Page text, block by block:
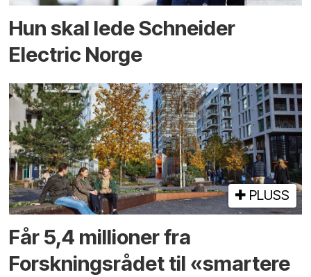
Hun skal lede Schneider
Electric Norge
PLUSS
Får 5,4 millioner fra
Forskningsrådet til «smartere